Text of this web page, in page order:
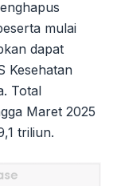
mulai
dapat
Kesehatan
Total
Maret 2025
triliun.